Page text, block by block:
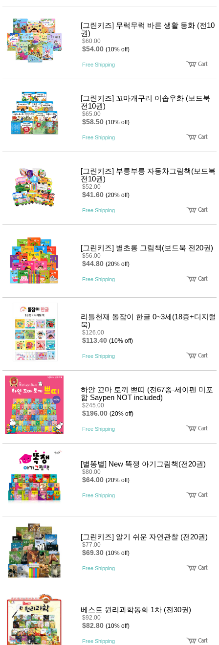
[그린키즈] 무럭무럭 바른 생활 동화 (전10
권)
$60.00
$54.00 (10% off)
Free Shipping
[그린키즈] 꼬마개구리 이솝우화 (보드북
전10권)
$65.00
$58.50 (10% off)
Free Shipping
[그린키즈] 부릉부릉 자동차그림책(보드북
전10권)
$52.00
$41.60 (20% off)
Free Shipping
[그린키즈] 별초롱 그림책(보드북 전20권)
$56.00
$44.80 (20% off)
Free Shipping
리틀천재 돌잡이 한글 0~3세(18종+디지털
북)
$126.00
$113.40 (10% off)
Free Shipping
하얀 꼬마 토끼 쁘띠 (전67종-세이펜 미포
함 Saypen NOT included)
$245.00
$196.00 (20% off)
Free Shipping
[별똥별] New 똑쟁 아기그림책(전20권)
$80.00
$64.00 (20% off)
Free Shipping
[그린키즈] 알기 쉬운 자연관찰 (전20권)
$77.00
$69.30 (10% off)
Free Shipping
베스트 원리과학동화 1차 (전30권)
$92.00
$82.80 (10% off)
Free Shipping